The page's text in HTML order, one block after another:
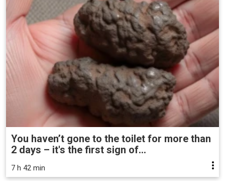
You haven’t gone to the toilet for more than
2 days – it's the first sign of...
7 h 42 min